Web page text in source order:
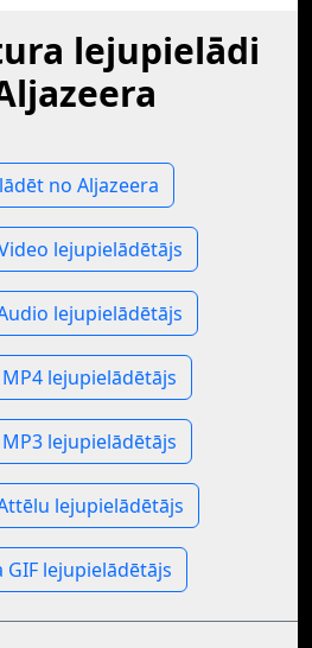
lejupielādi
no Aljazeera
lejupielādētājs
lejupielādētājs
lejupielādētājs
lejupielādētājs
lejupielādētājs
GIF lejupielādētājs